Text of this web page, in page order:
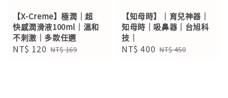
【X-Creme】極潤｜超
快感潤滑液100ml｜溫和
不刺激｜多款任選
Sale
NT$ 120 Regular
NT$ 169
【知母時】｜育兒神器｜
知母時｜吸鼻器｜台旭科
技｜
Sale
NT$ 400 Regular
NT$ 450